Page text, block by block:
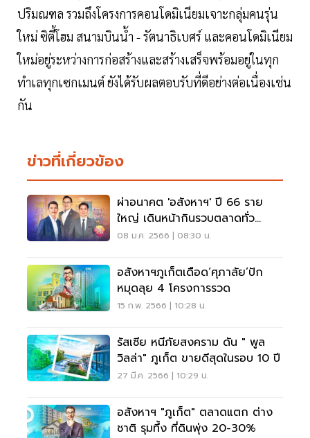
ปริมณฑล รวมถึงโครงการคอนโดมิเนียมเจาะกลุ่มคนรุ่น
ใหม่ ซิตี้โฮม สนามบินน้ำ - รัตนาธิเบศร์ และคอนโดมิเนียม
ใหม่อยู่ระหว่างการก่อสร้างและสร้างเสร็จพร้อมอยู่ในทุก
ทำเลทุกเซกเมนต์ ยังได้รับผลตอบรับที่ดีอย่างต่อเนื่องเช่น
กัน
ข่าวที่เกี่ยวข้อง
ผ่าอนาคต 'อสังหาฯ' ปี 66 ราย
ใหญ่ เดินหน้ากินรวบตลาดทั่ว
ประเทศ
08 ม.ค. 2566 | 08:30 น.
อสังหาฯภูเก็ตเดือด‘ศุภาลัย’ปัก
หมุดลุย 4 โครงการรวด
15 ก.พ. 2566 | 10:28 น.
รัสเซีย หนีภัยสงคราม ดัน " พูล
วิลล่า" ภูเก็ต ขายดีสุดในรอบ 10 ปี
27 มี.ค. 2566 | 10:29 น.
อสังหาฯ "ภูเก็ต" ตลาดแตก ต่าง
ชาติ รุมทึ้ง ที่ดินพุ่ง 20-30%